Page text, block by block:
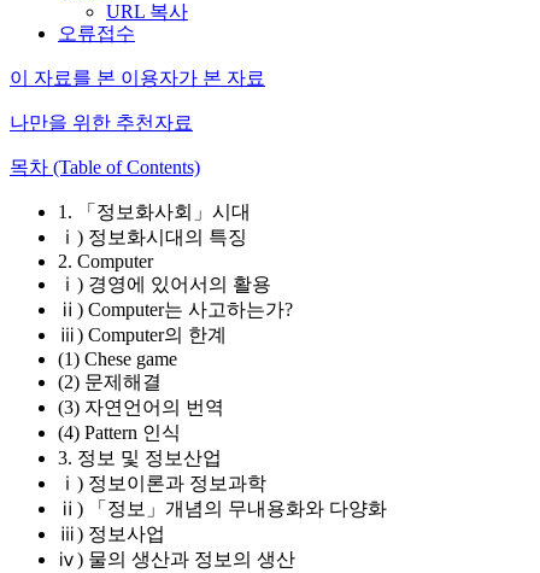
URL 복사
오류접수
이 자료를 본 이용자가 본 자료
나만을 위한 추천자료
목차 (Table of Contents)
1. 「정보화사회」시대
ⅰ) 정보화시대의 특징
2. Computer
ⅰ) 경영에 있어서의 활용
ⅱ) Computer는 사고하는가?
ⅲ) Computer의 한계
(1) Chese game
(2) 문제해결
(3) 자연언어의 번역
(4) Pattern 인식
3. 정보 및 정보산업
ⅰ) 정보이론과 정보과학
ⅱ) 「정보」개념의 무내용화와 다양화
ⅲ) 정보사업
ⅳ) 물의 생산과 정보의 생산